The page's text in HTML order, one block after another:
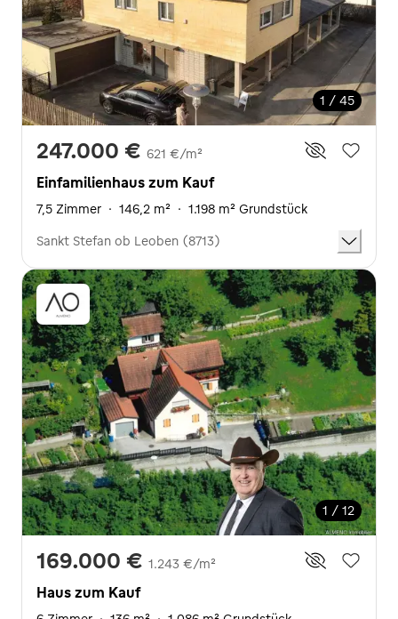
1 / 45
247.000 € 621 €/m²
Einfamilienhaus zum Kauf
7,5 Zimmer · 146,2 m² · 1.198 m² Grundstück
Sankt Stefan ob Leoben (8713)
1 / 12
169.000 € 1.243 €/m²
Haus zum Kauf